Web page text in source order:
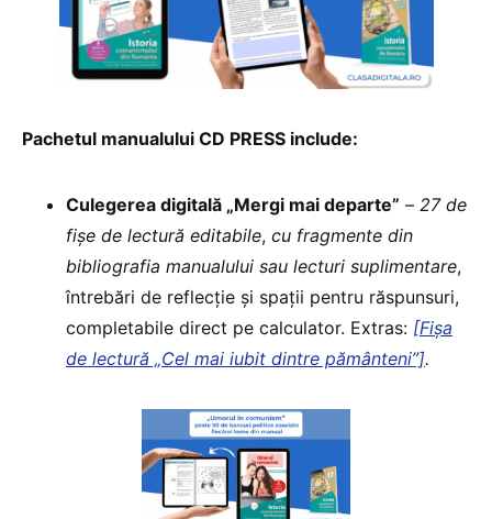
Pachetul manualului CD PRESS include:
Culegerea digitală „Mergi mai departe” – 27 de
fișe de lectură editabile, cu fragmente din
bibliografia manualului sau lecturi suplimentare,
întrebări de reflecție și spații pentru răspunsuri,
completabile direct pe calculator. Extras: [Fișa
de lectură „Cel mai iubit dintre pământeni”].